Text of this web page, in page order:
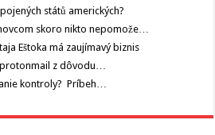
států amerických?
skoro nikto nepomože…
Eštoka má zaujímavý biznis
protonmail z dôvodu…
kontroly? Príbeh…